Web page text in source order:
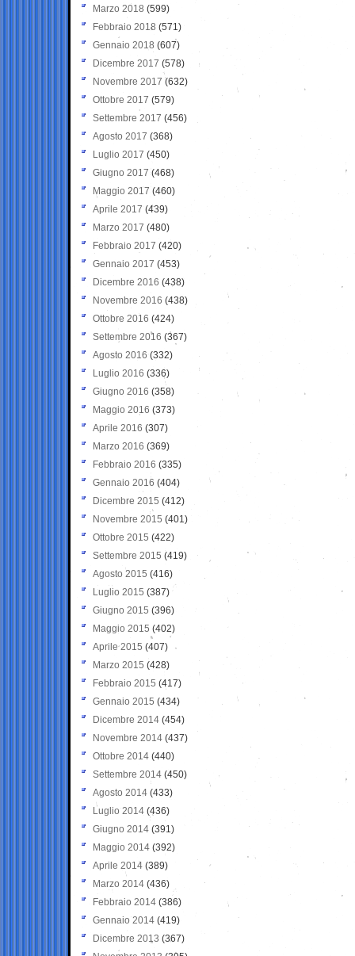
Marzo 2018 (599)
Febbraio 2018 (571)
Gennaio 2018 (607)
Dicembre 2017 (578)
Novembre 2017 (632)
Ottobre 2017 (579)
Settembre 2017 (456)
Agosto 2017 (368)
Luglio 2017 (450)
Giugno 2017 (468)
Maggio 2017 (460)
Aprile 2017 (439)
Marzo 2017 (480)
Febbraio 2017 (420)
Gennaio 2017 (453)
Dicembre 2016 (438)
Novembre 2016 (438)
Ottobre 2016 (424)
Settembre 2016 (367)
Agosto 2016 (332)
Luglio 2016 (336)
Giugno 2016 (358)
Maggio 2016 (373)
Aprile 2016 (307)
Marzo 2016 (369)
Febbraio 2016 (335)
Gennaio 2016 (404)
Dicembre 2015 (412)
Novembre 2015 (401)
Ottobre 2015 (422)
Settembre 2015 (419)
Agosto 2015 (416)
Luglio 2015 (387)
Giugno 2015 (396)
Maggio 2015 (402)
Aprile 2015 (407)
Marzo 2015 (428)
Febbraio 2015 (417)
Gennaio 2015 (434)
Dicembre 2014 (454)
Novembre 2014 (437)
Ottobre 2014 (440)
Settembre 2014 (450)
Agosto 2014 (433)
Luglio 2014 (436)
Giugno 2014 (391)
Maggio 2014 (392)
Aprile 2014 (389)
Marzo 2014 (436)
Febbraio 2014 (386)
Gennaio 2014 (419)
Dicembre 2013 (367)